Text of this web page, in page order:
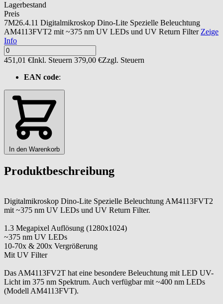
Lagerbestand
Preis
7M26.4.11 Digitalmikroskop Dino-Lite Spezielle Beleuchtung
AM4113FVT2 mit ~375 nm UV LEDs und UV Return Filter Zeige
Info
451,01 €Inkl. Steuern 379,00 €Zzgl. Steuern
EAN code:
In den Warenkorb
Produktbeschreibung
Digitalmikroskop Dino-Lite Spezielle Beleuchtung AM4113FVT2
mit ~375 nm UV LEDs und UV Return Filter.
1.3 Megapixel Auflösung (1280x1024)
~375 nm UV LEDs
10-70x & 200x Vergrößerung
Mit UV Filter
Das AM4113FV2T hat eine besondere Beleuchtung mit LED UV-
Licht im 375 nm Spektrum. Auch verfügbar mit ~400 nm LEDs
(Modell AM4113FVT).